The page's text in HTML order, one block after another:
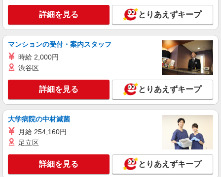
薬剤師（職業紹介）
時給：2000〜2200円
キープ 詳細を見る
調剤薬局（栃木県宇都宮市）【アイデムエージェント薬剤師】
薬剤師（職業紹介）
栃木県宇都宮市 【変更の範囲：会社の定める
キープ 詳細を見る
詳細を見る とりあえずキープ
マンションの受付・案内スタッフ
時給 2,000円
渋谷区
詳細を見る とりあえずキープ
大学病院の中材滅菌
月給 254,160円
足立区
詳細を見る とりあえずキープ